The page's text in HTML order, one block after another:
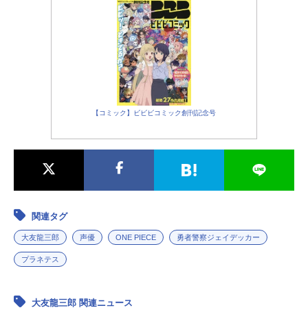
ファティマ：佐倉綾音ジョージ・ラ
ローシ...
【コミック】ビビビコミック創刊記念号
関連タグ
大友龍三郎 声優 ONE PIECE 勇者警察ジェイデッカー
プラネテス
大友龍三郎 関連ニュース